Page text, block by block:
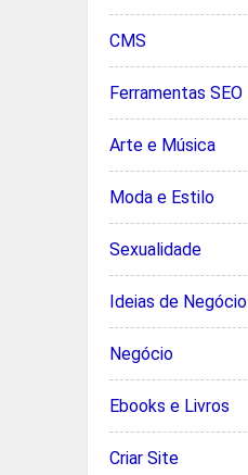
CMS
Ferramentas SEO
Arte e Música
Moda e Estilo
Sexualidade
Ideias de Negócio
Negócio
Ebooks e Livros
Criar Site